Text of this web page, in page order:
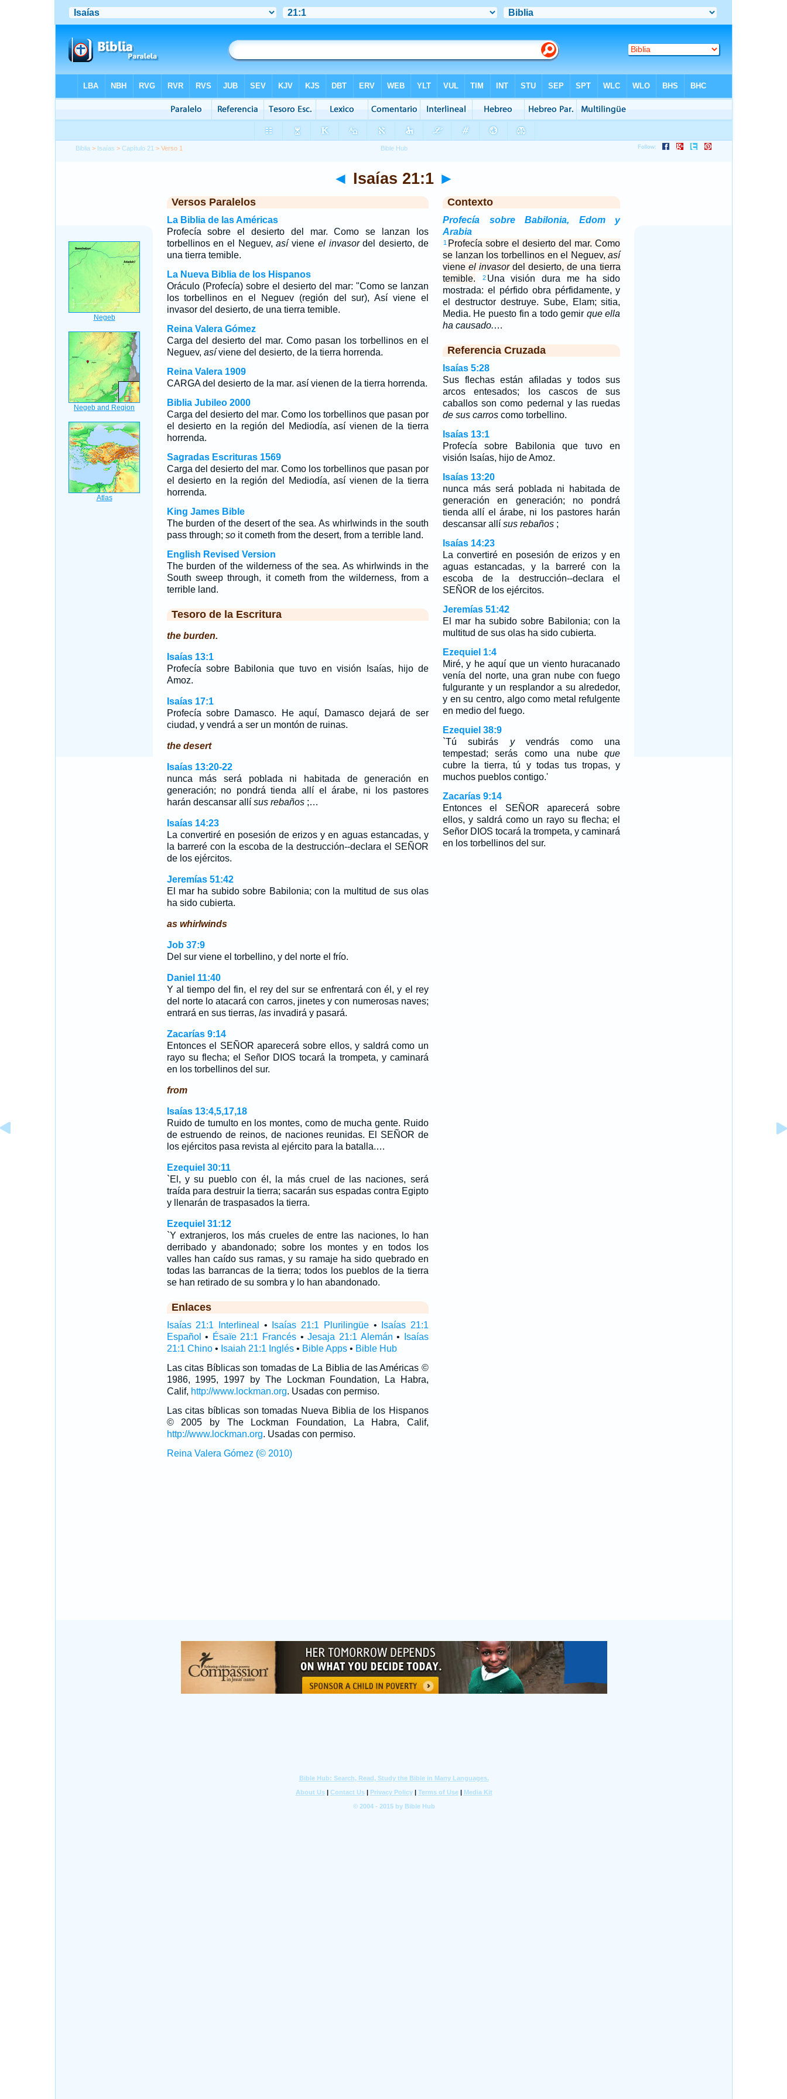
Biblia > Isaías >Capítulo 21 > Verso 1
◄ Isaías 21:1 ►
Versos Paralelos
La Biblia de las Américas
Profecía sobre el desierto del mar. Como se lanzan los
torbellinos en el Neguev,asíviene el invasordel desierto, de
una tierra temible.
La Nueva Biblia de los Hispanos
Oráculo (Profecía) sobre el desierto del mar: "Como se lanzan
los torbellinos en el Neguev (región del sur), Así viene el
invasor del desierto, de una tierra temible.
Reina Valera Gómez
Carga del desierto del mar. Como pasan los torbellinos en el
Neguev, asíviene del desierto, de la tierra horrenda.
Reina Valera 1909
CARGA del desierto de la mar. así vienen de la tierra horrenda.
Biblia Jubileo 2000
Carga del desierto del mar. Como los torbellinos que pasan por
el desierto en la región del Mediodía, así vienen de la tierra
horrenda.
Sagradas Escrituras 1569
Carga del desierto del mar. Como los torbellinos que pasan por
el desierto en la región del Mediodía, así vienen de la tierra
horrenda.
King James Bible
The burden of the desert of the sea. As whirlwinds in the south
pass through; soit cometh from the desert, from a terrible land.
English Revised Version
The burden of the wilderness of the sea. As whirlwinds in the
South sweep through, it cometh from the wilderness, from a
terrible land.
Tesoro de la Escritura
the burden.
Isaías 13:1
Profecía sobre Babilonia que tuvo en visión Isaías, hijo de
Amoz.
Isaías 17:1
Profecía sobre Damasco. He aquí, Damasco dejará de ser
ciudad, y vendrá a ser un montón de ruinas.
the desert
Isaías 13:20-22
nunca más será poblada ni habitada de generación en
generación; no pondrá tienda allí el árabe, ni los pastores
harán descansar allí sus rebaños;…
Isaías 14:23
La convertiré en posesión de erizos y en aguas estancadas, y
la barreré con la escoba de la destrucción--declara el SEÑOR
de los ejércitos.
Jeremías 51:42
El mar ha subido sobre Babilonia; con la multitud de sus olas
ha sido cubierta.
as whirlwinds
Job 37:9
Del sur viene el torbellino, y del norte el frío.
Daniel 11:40
Y al tiempo del fin, el rey del sur se enfrentará con él, y el rey
del norte lo atacará con carros, jinetes y con numerosas naves;
entrará en sus tierras, lasinvadirá y pasará.
Zacarías 9:14
Entonces el SEÑOR aparecerá sobre ellos, y saldrá como un
rayo su flecha; el Señor DIOS tocará la trompeta, y caminará
en los torbellinos del sur.
from
Isaías 13:4,5,17,18
Ruido de tumulto en los montes, como de mucha gente. Ruido
de estruendo de reinos, de naciones reunidas. El SEÑOR de
los ejércitos pasa revista al ejército para la batalla.…
Ezequiel 30:11
`El, y su pueblo con él, la más cruel de las naciones, será
traída para destruir la tierra; sacarán sus espadas contra Egipto
y llenarán de traspasados la tierra.
Ezequiel 31:12
`Y extranjeros, los más crueles de entre las naciones, lo han
derribado y abandonado; sobre los montes y en todos los
valles han caído sus ramas, y su ramaje ha sido quebrado en
todas las barrancas de la tierra; todos los pueblos de la tierra
se han retirado de su sombra y lo han abandonado.
Enlaces
Isaías 21:1 Interlineal • Isaías 21:1 Plurilingüe•
Isaías 21:1
Español • Ésaïe 21:1 Francés •Jesaja 21:1 Alemán •
Isaías
21:1 Chino• Isaiah 21:1 Inglés• Bible Apps• Bible Hub
Las citas Bíblicas son tomadas de La Biblia de las Américas ©
1986, 1995, 1997 by The Lockman Foundation, La Habra,
Calif, http://www.lockman.org. Usadas con permiso.
Las citas bíblicas son tomadas Nueva Biblia de los Hispanos
© 2005 by The Lockman Foundation, La Habra, Calif,
http://www.lockman.org. Usadas con permiso.
Reina Valera Gómez (© 2010)
Contexto
Profecía sobre Babilonia, Edom y
Arabia
1 Profecía sobre el desierto del mar. Como
se lanzan los torbellinos en el Neguev,así
viene el invasordel desierto, de una tierra
temible.
2 Una visión dura me ha sido
mostrada: el pérfido obra pérfidamente, y
el destructor destruye. Sube, Elam; sitia,
Media. He puesto fin a todo gemir que ella
ha causado.…
Referencia Cruzada
Isaías 5:28
Sus flechas están afiladas y todos sus
arcos entesados; los cascos de sus
caballos son como pedernal y las ruedas
de sus carroscomo torbellino.
Isaías 13:1
Profecía sobre Babilonia que tuvo en
visión Isaías, hijo de Amoz.
Isaías 13:20
nunca más será poblada ni habitada de
generación en generación; no pondrá
tienda allí el árabe, ni los pastores harán
descansar allí sus rebaños;
Isaías 14:23
La convertiré en posesión de erizos y en
aguas estancadas, y la barreré con la
escoba de la destrucción--declara el
SEÑOR de los ejércitos.
Jeremías 51:42
El mar ha subido sobre Babilonia; con la
multitud de sus olas ha sido cubierta.
Ezequiel 1:4
Miré, y he aquí que un viento huracanado
venía del norte, una gran nube con fuego
fulgurante y un resplandor a su alrededor,
y en su centro, algo como metal refulgente
en medio del fuego.
Ezequiel 38:9
`Tú subirás yvendrás como una
tempestad; serás como una nubeque
cubre la tierra, tú y todas tus tropas, y
muchos pueblos contigo.'
Zacarías 9:14
Entonces el SEÑOR aparecerá sobre
ellos, y saldrá como un rayo su flecha; el
Señor DIOS tocará la trompeta, y caminará
en los torbellinos del sur.